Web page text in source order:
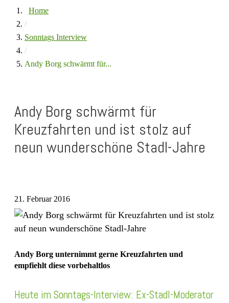
Home
/
Sonntags Interview
/
Andy Borg schwärmt für...
Andy Borg schwärmt für
Kreuzfahrten und ist stolz auf
neun wunderschöne Stadl-Jahre
21. Februar 2016
Andy Borg unternimmt gerne Kreuzfahrten und
empfiehlt diese vorbehaltlos
Heute im Sonntags-Interview: Ex-Stadl-Moderator